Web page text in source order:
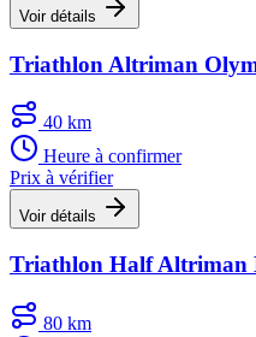
Voir détails
Triathlon Altriman
40 km
Heure à confirmer
Prix à vérifier
Voir détails
Triathlon Half Altriman
80 km